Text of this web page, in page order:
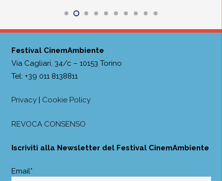
Festival CinemAmbiente
Via Cagliari, 34/c – 10153 Torino
Tel: +39 011 8138811
Privacy| Cookie Policy
REVOCA CONSENSO
Iscriviti alla Newsletter del Festival CinemAmbiente
Email*